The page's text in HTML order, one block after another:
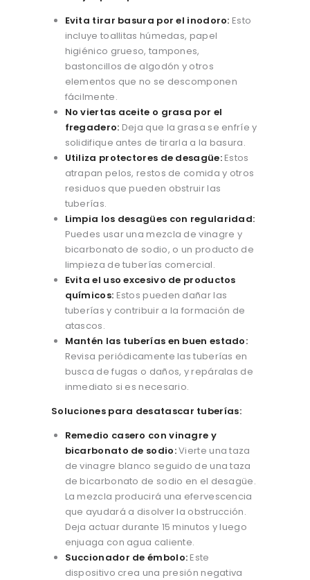
Evita tirar basura por el inodoro: Esto
incluye toallitas húmedas, papel
higiénico grueso, tampones,
bastoncillos de algodón y otros
elementos que no se descomponen
fácilmente.
No viertas aceite o grasa por el
fregadero: Deja que la grasa se enfríe y
solidifique antes de tirarla a la basura.
Utiliza protectores de desagüe:Estos
atrapan pelos, restos de comida y otros
residuos que pueden obstruir las
tuberías.
Limpia los desagües con regularidad:
Puedes usar una mezcla de vinagre y
bicarbonato de sodio, o un producto de
limpieza de tuberías comercial.
Evita el uso excesivo de productos
químicos: Estos pueden dañar las
tuberías y contribuir a la formación de
atascos.
Mantén las tuberías en buen estado:
Revisa periódicamente las tuberías en
busca de fugas o daños, y repáralas de
inmediato si es necesario.
Soluciones para desatascar tuberías:
Remedio casero con vinagre y
bicarbonato de sodio:Vierte una taza
de vinagre blanco seguido de una taza
de bicarbonato de sodio en el desagüe.
La mezcla producirá una efervescencia
que ayudará a disolver la obstrucción.
Deja actuar durante 15 minutos y luego
enjuaga con agua caliente.
Succionador de émbolo: Este
dispositivo crea una presión negativa